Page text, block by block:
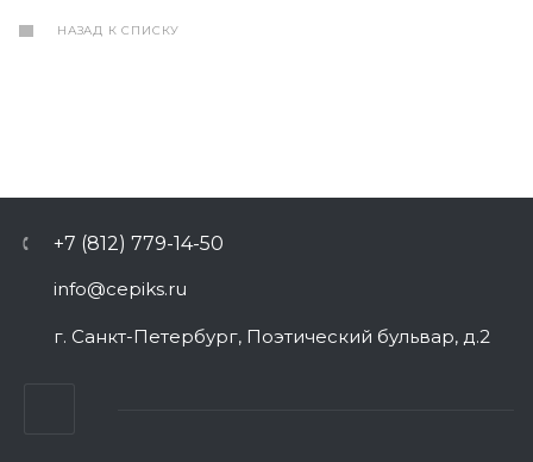
НАЗАД К СПИСКУ
+7 (812) 779-14-50
info@cepiks.ru
г. Санкт-Петербург, Поэтический бульвар, д.2